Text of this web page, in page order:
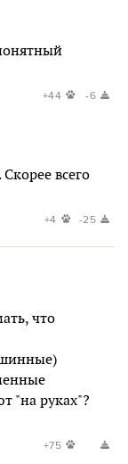
+44 -6
всего
+4 -25
что
"на руках"?
+75